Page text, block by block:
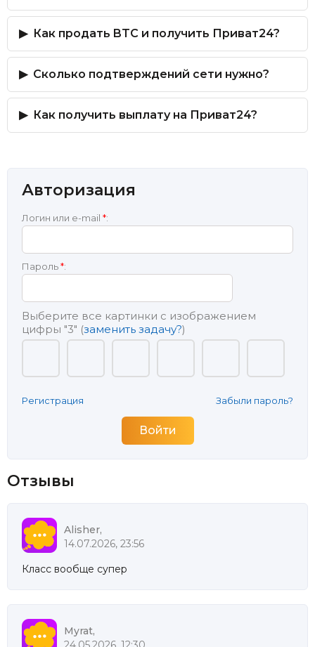
Как продать BTC и получить Приват24?
Сколько подтверждений сети нужно?
Как получить выплату на Приват24?
Авторизация
Логин или e-mail *:
Пароль*:
Выберите все картинки с изображением
цифры "3" (заменить задачу?)
Регистрация Забыли пароль?
Отзывы
Alisher,
14.07.2026, 23:56
Класс вообще супер
Myrat,